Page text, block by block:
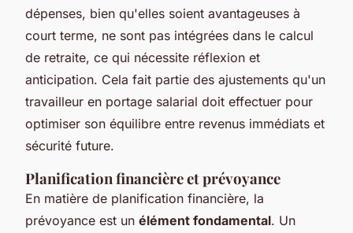
dépenses, bien qu'elles soient avantageuses à
court terme, ne sont pas intégrées dans le calcul
de retraite, ce qui nécessite réflexion et
anticipation. Cela fait partie des ajustements qu'un
travailleur en portage salarial doit effectuer pour
optimiser son équilibre entre revenus immédiats et
sécurité future.
Planification financière et prévoyance
En matière de planification financière, la
prévoyance est un élément fondamental. Un